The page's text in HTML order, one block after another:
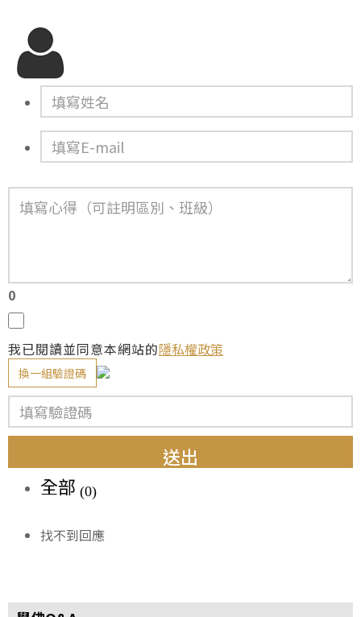
0
我已閱讀並同意本網站的隱私權政策
換一組驗證碼
送出
全部 (0)
找不到回應